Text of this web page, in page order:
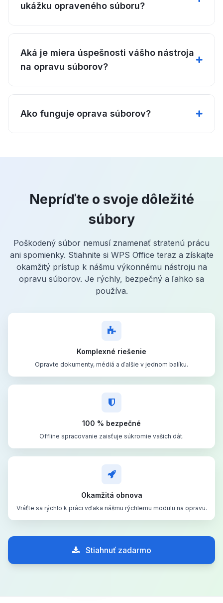
ukážku opraveného súboru?
Aká je miera úspešnosti vášho nástroja
na opravu súborov?
Ako funguje oprava súborov?
Nepríďte o svoje dôležité
súbory
Poškodený súbor nemusí znamenať stratenú prácu
ani spomienky. Stiahnite si WPS Office teraz a získajte
okamžitý prístup k nášmu výkonnému nástroju na
opravu súborov. Je rýchly, bezpečný a ľahko sa
používa.
Komplexné riešenie
Opravte dokumenty, médiá a ďalšie v jednom balíku.
100 % bezpečné
Offline spracovanie zaisťuje súkromie vašich dát.
Okamžitá obnova
Vráťte sa rýchlo k práci vďaka nášmu rýchlemu modulu na opravu.
Stiahnuť zadarmo